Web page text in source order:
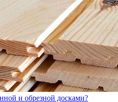
и обрезной досками?